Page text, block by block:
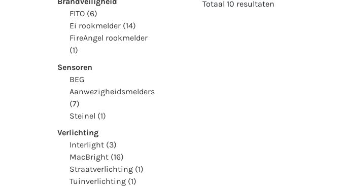
FITO (6)
Ei rookmelder (14)
FireAngel rookmelder
(1)
Sensoren
BEG
Aanwezigheidsmelders
(7)
Steinel (1)
Verlichting
Interlight (3)
MacBright (16)
Straatverlichting (1)
Tuinverlichting (1)
Totaal 10 resultaten